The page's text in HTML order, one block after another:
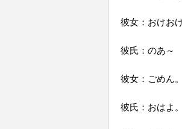
彼女：おけお
彼氏：のあ～
彼女：ごめん
彼氏：おはよ